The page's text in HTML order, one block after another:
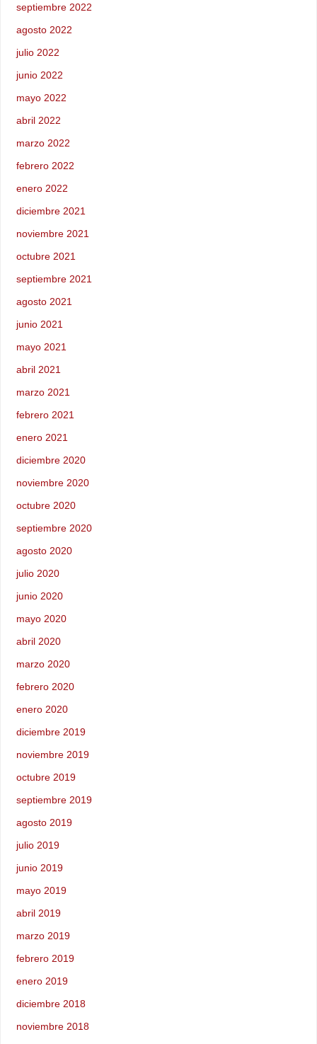
septiembre 2022
agosto 2022
julio 2022
junio 2022
mayo 2022
abril 2022
marzo 2022
febrero 2022
enero 2022
diciembre 2021
noviembre 2021
octubre 2021
septiembre 2021
agosto 2021
junio 2021
mayo 2021
abril 2021
marzo 2021
febrero 2021
enero 2021
diciembre 2020
noviembre 2020
octubre 2020
septiembre 2020
agosto 2020
julio 2020
junio 2020
mayo 2020
abril 2020
marzo 2020
febrero 2020
enero 2020
diciembre 2019
noviembre 2019
octubre 2019
septiembre 2019
agosto 2019
julio 2019
junio 2019
mayo 2019
abril 2019
marzo 2019
febrero 2019
enero 2019
diciembre 2018
noviembre 2018